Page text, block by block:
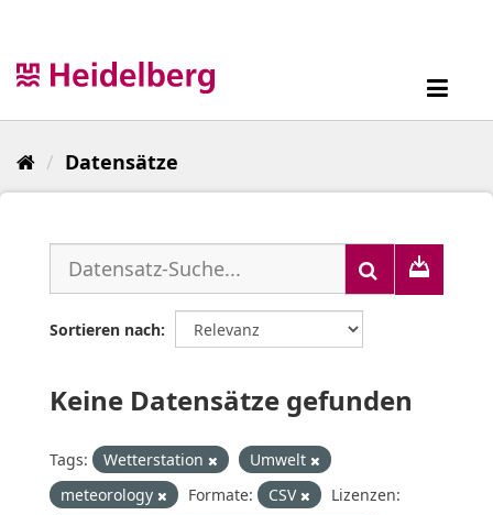
Datensätze
Sortieren nach
Keine Datensätze gefunden
Tags: Wetterstation
Umwelt
meteorology
Formate: CSV
Lizenzen: